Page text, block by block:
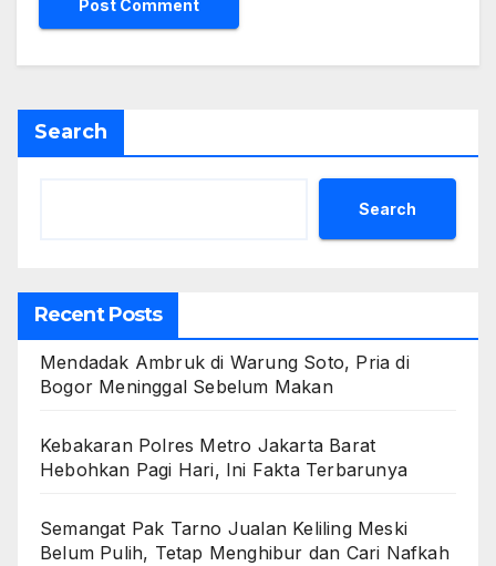
Search
Search
Recent Posts
Mendadak Ambruk di Warung Soto, Pria di
Bogor Meninggal Sebelum Makan
Kebakaran Polres Metro Jakarta Barat
Hebohkan Pagi Hari, Ini Fakta Terbarunya
Semangat Pak Tarno Jualan Keliling Meski
Belum Pulih, Tetap Menghibur dan Cari Nafkah